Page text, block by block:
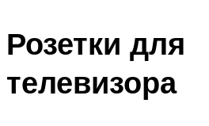
Розетки для
телевизора